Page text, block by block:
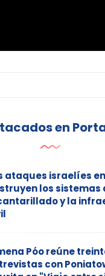
en
ataques israelíes
los sistemas
y la
Póo reúne
con